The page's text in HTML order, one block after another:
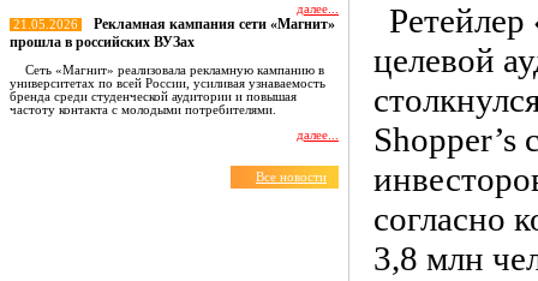
далее...
21.05.2026
Рекламная кампания сети «Магнит»
прошла в российских ВУЗах
Сеть «Магнит» реализовала рекламную кампанию в
университетах по всей России, усиливая узнаваемость
бренда среди студенческой аудитории и повышая
частоту контакта с молодыми потребителями.
далее...
Все новости
Ретейлер
целевой
Shopper’s
согласно
3,8 млн